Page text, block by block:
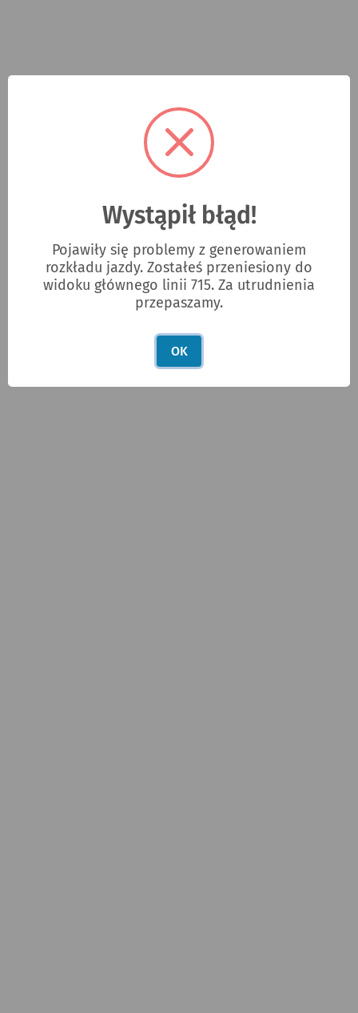
Wystąpił błąd!
Pojawiły się problemy z generowaniem
rozkładu jazdy. Zostałeś przeniesiony do
widoku głównego linii 715. Za utrudnienia
przepaszamy.
OK